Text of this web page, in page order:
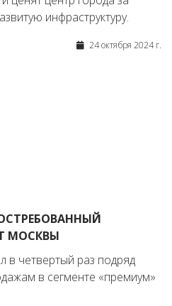
инфраструктуру.
24 октября 2024 г.
МОСКВЫ
в четвертый раз подряд
в сегменте «премиум»